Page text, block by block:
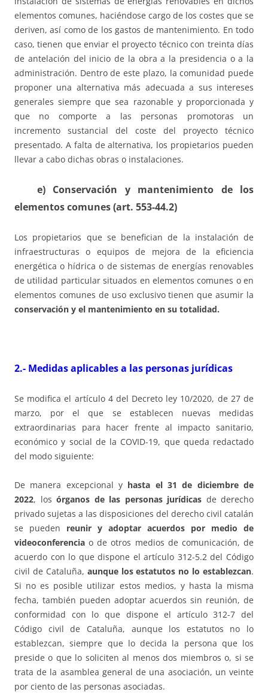
elementos comunes, haciéndose cargo de los costes que se
deriven, así como de los gastos de mantenimiento. En todo
caso, tienen que enviar el proyecto técnico con treinta días
de antelación del inicio de la obra a la presidencia o a la
administración. Dentro de este plazo, la comunidad puede
proponer una alternativa más adecuada a sus intereses
generales siempre que sea razonable y proporcionada y
que no comporte a las personas promotoras un
incremento sustancial del coste del proyecto técnico
presentado. A falta de alternativa, los propietarios pueden
llevar a cabo dichas obras o instalaciones.
e) Conservación y mantenimiento de los
elementos comunes (art. 553-44.2)
Los propietarios que se benefician de la instalación de
infraestructuras o equipos de mejora de la eficiencia
energética o hídrica o de sistemas de energías renovables
de utilidad particular situados en elementos comunes o en
elementos comunes de uso exclusivo tienen que asumir la
conservación y el mantenimiento en su totalidad.
2.- Medidas aplicables a las personas jurídicas
Se modifica el artículo 4 del Decreto ley 10/2020, de 27 de
marzo, por el que se establecen nuevas medidas
extraordinarias para hacer frente al impacto sanitario,
económico y social de la COVID-19, que queda redactado
del modo siguiente:
De manera excepcional y hasta el 31 de diciembre de
2022, los órganos de las personas jurídicas de derecho
privado sujetas a las disposiciones del derecho civil catalán
se pueden reunir y adoptar acuerdos por medio de
videoconferencia o de otros medios de comunicación, de
acuerdo con lo que dispone el artículo 312-5.2 del Código
civil de Cataluña, aunque los estatutos no lo establezcan.
Si no es posible utilizar estos medios, y hasta la misma
fecha, también pueden adoptar acuerdos sin reunión, de
conformidad con lo que dispone el artículo 312-7 del
Código civil de Cataluña, aunque los estatutos no lo
establezcan, siempre que lo decida la persona que los
preside o que lo soliciten al menos dos miembros o, si se
trata de la asamblea general de una asociación, un veinte
por ciento de las personas asociadas.